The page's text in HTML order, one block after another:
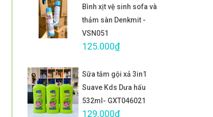
Bình xịt vệ sinh sofa và
thảm sàn Denkmit -
VSN051
125.000₫
Sữa tắm gội xả 3in1
Suave Kds Dưa hấu
532ml- GXT046021
129.000₫